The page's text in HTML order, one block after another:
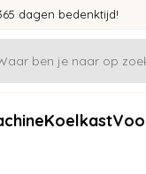
dagen bedenktijd!
Koelkast